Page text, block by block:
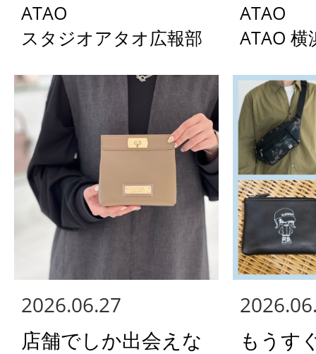
ATAO
スタジオアタオ広報部
ATAO
ATAO 横
2026.06.27
店舗でしか出会えな
もうす